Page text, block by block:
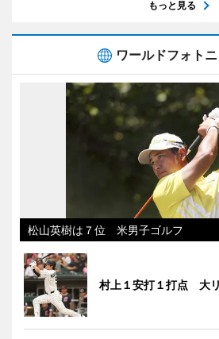
もっと見る
ワールドフォト
松山英樹は７位 米男子ゴルフ
村上１安打１打点 大